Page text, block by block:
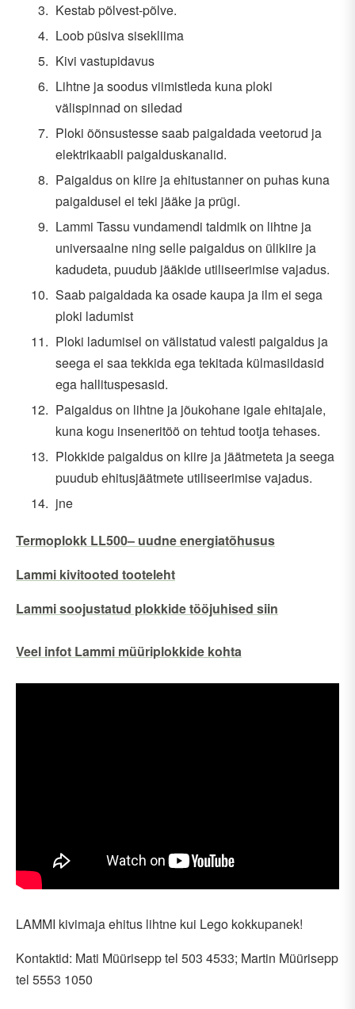
Kestab põlvest-põlve.
Loob püsiva sisekliima
Kivi vastupidavus
Lihtne ja soodus viimistleda kuna ploki
välispinnad on siledad
Ploki õõnsustesse saab paigaldada veetorud ja
elektrikaabli paigalduskanalid.
Paigaldus on kiire ja ehitustanner on puhas kuna
paigaldusel ei teki jääke ja prügi.
Lammi Tassu vundamendi taldmik on lihtne ja
universaalne ning selle paigaldus on ülikiire ja
kadudeta, puudub jääkide utiliseerimise vajadus.
Saab paigaldada ka osade kaupa ja ilm ei sega
ploki ladumist
Ploki ladumisel on välistatud valesti paigaldus ja
seega ei saa tekkida ega tekitada külmasildasid
ega hallituspesasid.
Paigaldus on lihtne ja jõukohane igale ehitajale,
kuna kogu inseneritöö on tehtud tootja tehases.
Plokkide paigaldus on kiire ja jäätmeteta ja seega
puudub ehitusjäätmete utiliseerimise vajadus.
jne
Termoplokk LL500– uudne energiatõhusus
Lammi kivitooted tooteleht
Lammi soojustatud plokkide tööjuhised siin
Veel infot Lammi müüriplokkide kohta
LAMMI kivimaja ehitus lihtne kui Lego kokkupanek!
Kontaktid: Mati Müürisepp tel 503 4533; Martin Müürisepp
tel 5553 1050